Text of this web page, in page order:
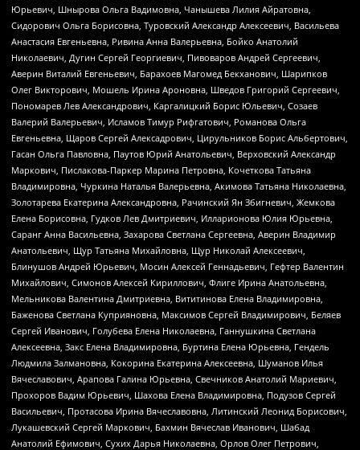
Юрьевич, Шнырова Ольга Вадимовна, Чанышева Лилия Айратовна,
Сидорович Ольга Борисовна, Туровский Александр Алексеевич, Васильева
Анастасия Евгеньевна, Ривина Анна Валерьевна, Бойко Анатолий
Николаевич, Дугин Сергей Георгиевич, Пивоваров Андрей Сергеевич,
Аверин Виталий Евгеньевич, Барахоев Магомед Бекханович, Шарипков
Олег Викторович, Мошель Ирина Ароновна, Шведов Григорий Сергеевич,
Пономарев Лев Александрович, Каргалицкий Борис Юльевич, Созаев
Валерий Валерьевич, Исламов Тимур Рифгатович, Романова Ольга
Евгеньевна, Щаров Сергей Алексадрович, Цирульников Борис Альбертович,
Гасан Ольга Павловна, Паутов Юрий Анатольевич, Верховский Александр
Маркович, Пислакова-Паркер Марина Петровна, Кочеткова Татьяна
Владимировна, Чуркина Наталья Валерьевна, Акимова Татьяна Николаевна,
Золотарева Екатерина Александровна, Рачинский Ян Збигневич, Жемкова
Елена Борисовна, Гудков Лев Дмитриевич, Илларионова Юлия Юрьевна,
Саранг Анна Васильевна, Захарова Светлана Сергеевна, Аверин Владимир
Анатольевич, Щур Татьяна Михайловна, Щур Николай Алексеевич,
Блинушов Андрей Юрьевич, Мосин Алексей Геннадьевич, Гефтер Валентин
Михайлович, Симонов Алексей Кириллович, Флиге Ирина Анатольевна,
Мельникова Валентина Дмитриевна, Вититинова Елена Владимировна,
Баженова Светлана Куприяновна, Максимов Сергей Владимирович, Беляев
Сергей Иванович, Голубева Елена Николаевна, Ганнушкина Светлана
Алексеевна, Закс Елена Владимировна, Буртина Елена Юрьевна, Гендель
Людмила Залмановна, Кокорина Екатерина Алексеевна, Шуманов Илья
Вячеславович, Арапова Галина Юрьевна, Свечников Анатолий Мариевич,
Прохоров Вадим Юрьевич, Шахова Елена Владимировна, Подузов Сергей
Васильевич, Протасова Ирина Вячеславовна, Литинский Леонид Борисович,
Лукашевский Сергей Маркович, Бахмин Вячеслав Иванович, Шабад
Анатолий Ефимович, Сухих Дарья Николаевна, Орлов Олег Петрович,